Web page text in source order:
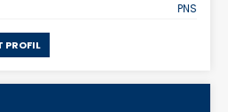
PNS
PROFIL